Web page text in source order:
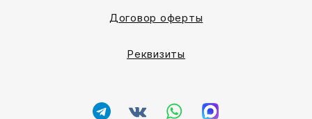
Договор оферты
Реквизиты